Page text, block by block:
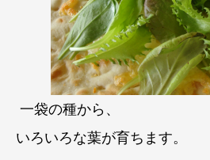
一袋の種から、
いろいろな葉が育ちます。